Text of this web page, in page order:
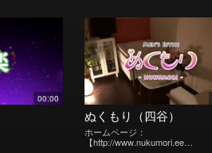
00:00
ぬくもり（四谷）
ホームページ：
【http://www.nukumori.ee…